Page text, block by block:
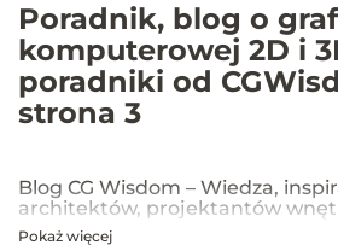
Poradnik, blog o
komputerowej 2D i
poradniki od
strona 3
Blog CG Wisdom – Wiedza,
architektów, projektantów
Na blogu CG Wisdom znajdziesz praktyczne
Pokaż więcej